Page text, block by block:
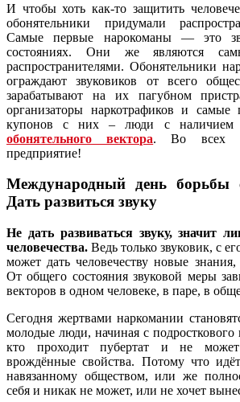
И чтобы хоть как-то защитить
обонятельники придумали
Самые первые нарокоманы — это
состояниях. Они же являются
распространителями. Обонятельники
ограждают звуковиков от всего
зарабатывают на их пагубном
организаторы наркотрафиков и самые
купонов с них – люди с наличием
обонятельного вектора. Во всех
предприятие!
Международный день борьбы
Дать развиться звуку
Не дать развиваться звуку, значит
человечества. Ведь только звуковик, с
может дать человечеству новые
От общего состояния звуковой меры
векторов в одном человеке, в паре, в
Сегодня жертвами наркомании
молодые люди, начиная с подросткового
кто проходит пубертат и не может
врождённые свойства. Потому что
навязанному обществом, или же
себя и никак не может, или не хочет